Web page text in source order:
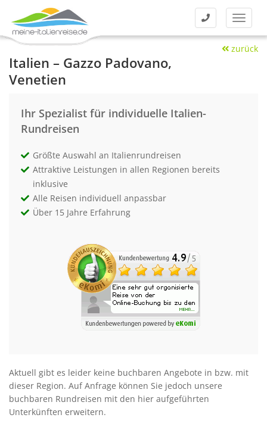
Kontakt Menü
zurück
Italien – Gazzo Padovano,
Venetien
Ihr Spezialist für individuelle Italien-
Rundreisen
Größte Auswahl an Italienrundreisen
Attraktive Leistungen in allen Regionen bereits
inklusive
Alle Reisen individuell anpassbar
Über 15 Jahre Erfahrung
Aktuell gibt es leider keine buchbaren Angebote in bzw. mit
dieser Region. Auf Anfrage können Sie jedoch unsere
buchbaren Rundreisen mit den hier aufgeführten
Unterkünften erweitern.